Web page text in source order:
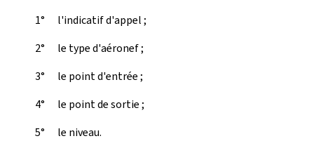
1° l'indicatif d'appel ;
2° le type d'aéronef ;
3° le point d'entrée ;
4° le point de sortie ;
5° le niveau.